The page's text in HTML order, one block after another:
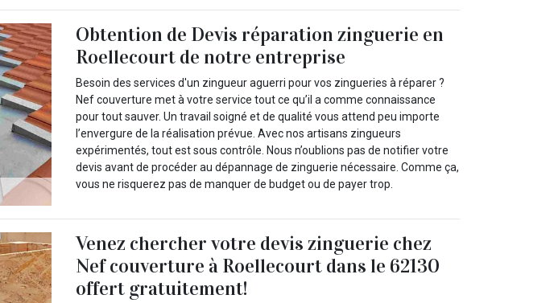
Obtention de Devis réparation zinguerie en
Roellecourt de notre entreprise
Besoin des services d'un zingueur aguerri pour vos zingueries à réparer ?
Nef couverture met à votre service tout ce qu’il a comme connaissance
pour tout sauver. Un travail soigné et de qualité vous attend peu importe
l’envergure de la réalisation prévue. Avec nos artisans zingueurs
expérimentés, tout est sous contrôle. Nous n’oublions pas de notifier votre
devis avant de procéder au dépannage de zinguerie nécessaire. Comme ça,
vous ne risquerez pas de manquer de budget ou de payer trop.
Venez chercher votre devis zinguerie chez
Nef couverture à Roellecourt dans le 62130
offert gratuitement!